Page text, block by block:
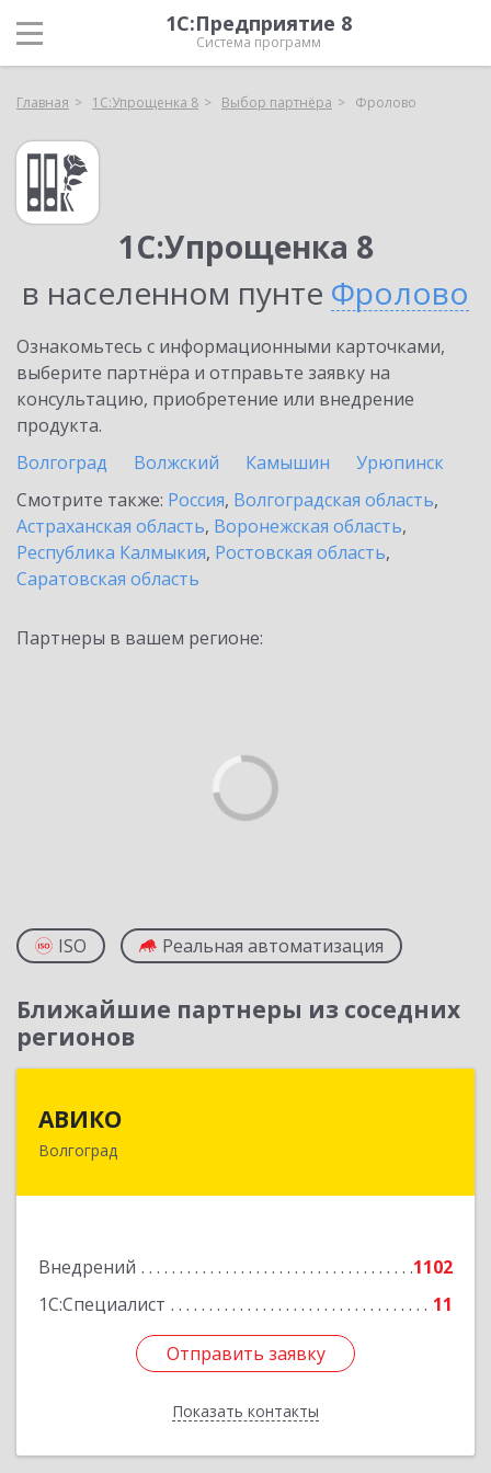
1С:Предприятие 8
Система программ
Главная 1С:Упрощенка 8 Выбор партнёра Фролово
1С:Упрощенка 8
в населенном пунте Фролово
Ознакомьтесь с информационными карточками,
выберите партнёра и отправьте заявку на
консультацию, приобретение или внедрение
продукта.
Волгоград
Волжский Камышин
Урюпинск
Смотрите также: Россия, Волгоградская область,
Астраханская область, Воронежская область,
Республика Калмыкия, Ростовская область,
Саратовская область
Партнеры в вашем регионе:
ISO Реальная автоматизация
Ближайшие партнеры из соседних
регионов
АВИКО
Волгоград
Внедрений
1102
1С:Специалист
11
Отправить заявку
Показать контакты
400065, Волгоградская обл, Волгоград г,
Отправить заявку
Назад